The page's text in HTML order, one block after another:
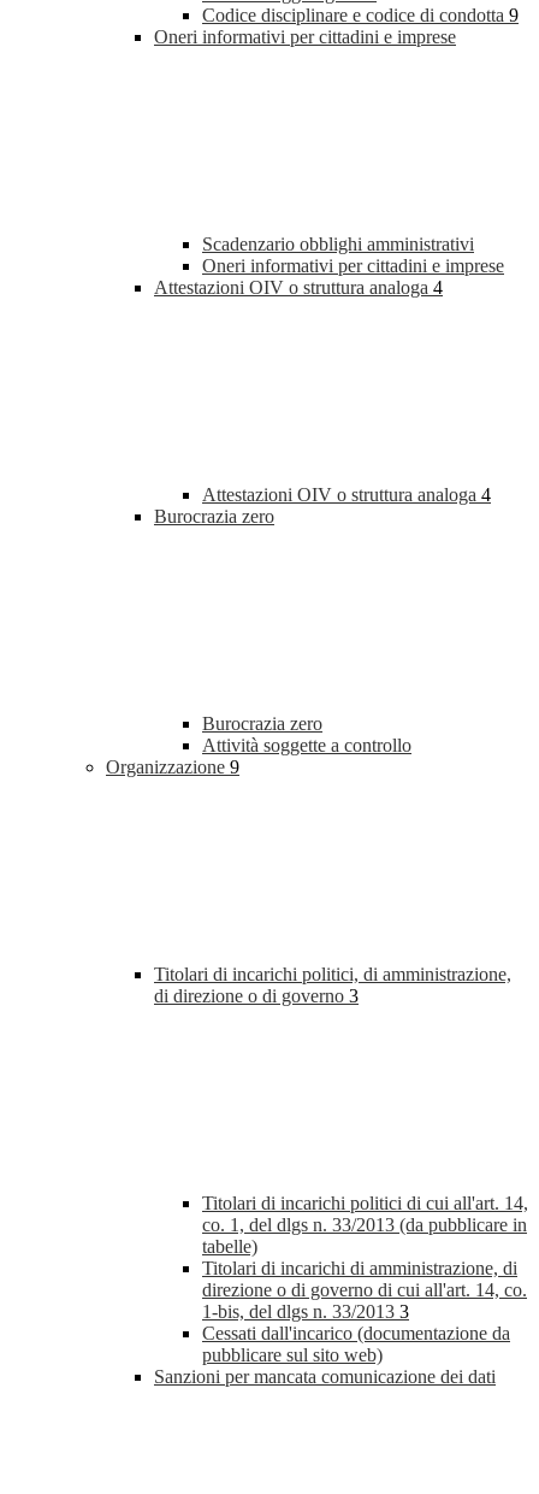
Codice disciplinare e codice di condotta 9
Oneri informativi per cittadini e imprese
Scadenzario obblighi amministrativi
Oneri informativi per cittadini e imprese
Attestazioni OIV o struttura analoga 4
Attestazioni OIV o struttura analoga 4
Burocrazia zero
Burocrazia zero
Attività soggette a controllo
Organizzazione 9
Titolari di incarichi politici, di amministrazione,
di direzione o di governo 3
Titolari di incarichi politici di cui all'art. 14,
co. 1, del dlgs n. 33/2013 (da pubblicare in
tabelle)
Titolari di incarichi di amministrazione, di
direzione o di governo di cui all'art. 14, co.
1-bis, del dlgs n. 33/2013 3
Cessati dall'incarico (documentazione da
pubblicare sul sito web)
Sanzioni per mancata comunicazione dei dati